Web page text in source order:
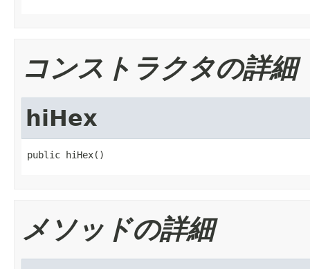
コンストラクタの詳細
hiHex
public hiHex()
メソッドの詳細